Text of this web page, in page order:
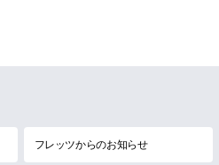
フレッツからのお知らせ